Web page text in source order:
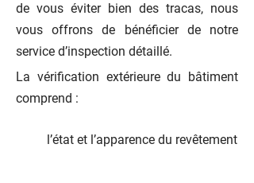
de vous éviter bien des tracas, nous
vous offrons de bénéficier de notre
service d’inspection détaillé.
La vérification extérieure du bâtiment
comprend :
l’état et l’apparence du revêtement